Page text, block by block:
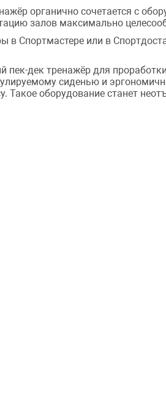
органично сочетается с
залов максимально
Спортмастере или в
дек тренажёр для
сиденью и
оборудование станет